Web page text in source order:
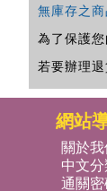
無庫存之
為了保護
若要辦理
網站
關於
中文
通關